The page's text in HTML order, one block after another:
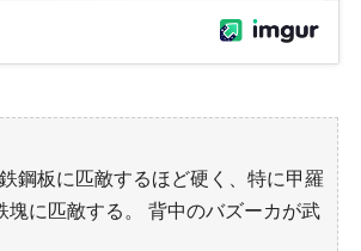
鋼板に匹敵するほど硬く、特に甲羅
塊に匹敵する。 背中のバズーカが武